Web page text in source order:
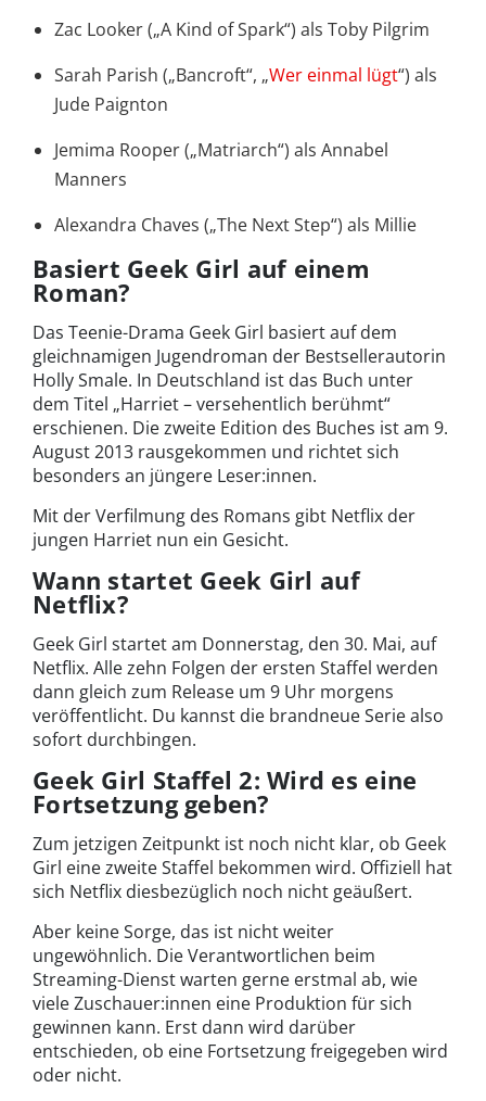
Zac Looker („A Kind of Spark“) als Toby Pilgrim
Sarah Parish („Bancroft“, „Wer einmal lügt“) als
Jude Paignton
Jemima Rooper („Matriarch“) als Annabel
Manners
Alexandra Chaves („The Next Step“) als Millie
Basiert Geek Girl auf einem
Roman?
Das Teenie-Drama Geek Girl basiert auf dem
gleichnamigen Jugendroman der Bestsellerautorin
Holly Smale. In Deutschland ist das Buch unter
dem Titel „Harriet – versehentlich berühmt“
erschienen. Die zweite Edition des Buches ist am 9.
August 2013 rausgekommen und richtet sich
besonders an jüngere Leser:innen.
Mit der Verfilmung des Romans gibt Netflix der
jungen Harriet nun ein Gesicht.
Wann startet Geek Girl auf
Netflix?
Geek Girl startet am Donnerstag, den 30. Mai, auf
Netflix. Alle zehn Folgen der ersten Staffel werden
dann gleich zum Release um 9 Uhr morgens
veröffentlicht. Du kannst die brandneue Serie also
sofort durchbingen.
Geek Girl Staffel 2: Wird es eine
Fortsetzung geben?
Zum jetzigen Zeitpunkt ist noch nicht klar, ob Geek
Girl eine zweite Staffel bekommen wird. Offiziell hat
sich Netflix diesbezüglich noch nicht geäußert.
Aber keine Sorge, das ist nicht weiter
ungewöhnlich. Die Verantwortlichen beim
Streaming-Dienst warten gerne erstmal ab, wie
viele Zuschauer:innen eine Produktion für sich
gewinnen kann. Erst dann wird darüber
entschieden, ob eine Fortsetzung freigegeben wird
oder nicht.